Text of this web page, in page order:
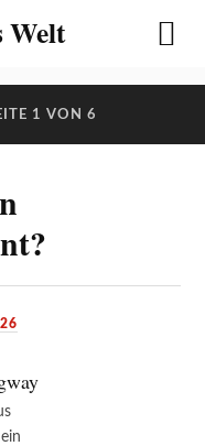
Welt
1 VON 6